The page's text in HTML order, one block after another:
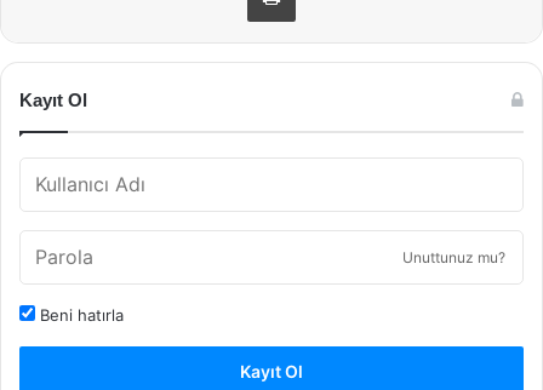
Kayıt Ol
Unuttunuz mu?
Beni hatırla
Kayıt Ol